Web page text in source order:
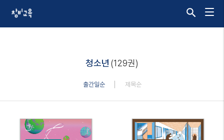
청소년 (129권)
출간일순 제목순